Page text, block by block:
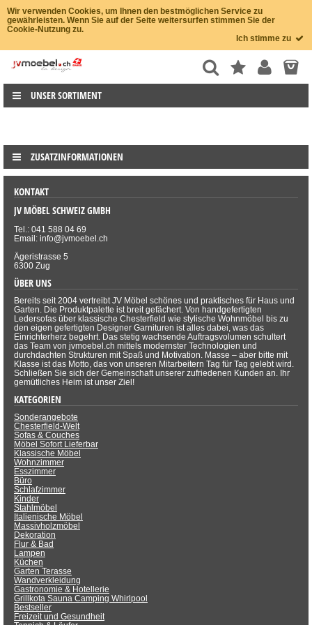
Wir verwenden Cookies, um Ihnen den bestmöglichen Service zu
gewährleisten. Wenn Sie auf der Seite weitersurfen stimmen Sie der
Cookie-Nutzung zu.
Ich stimme zu
UNSER SORTIMENT
ZUSATZINFORMATIONEN
KONTAKT
JV MÖBEL SCHWEIZ GMBH
Tel.: 041 588 04 69
Email: info@jvmoebel.ch
Ägeristrasse 5
6300 Zug
ÜBER UNS
Bereits seit 2004 vertreibt JV Möbel schönes und praktisches für Haus und
Garten. Die Produktpalette ist breit gefächert. Von handgefertigten
Ledersofas über klassische Chesterfield wie stylische Wohnmöbel bis zu
den eigen gefertigten Designer Garnituren ist alles dabei, was das
Einrichterherz begehrt. Das stetig wachsende Auftragsvolumen schultert
das Team von jvmoebel.ch mittels modernster Technologien und
durchdachten Strukturen mit Spaß und Motivation. Masse – aber bitte mit
Klasse ist das Motto, das von unseren Mitarbeitern Tag für Tag gelebt wird.
Schließen Sie sich der Gemeinschaft unserer zufriedenen Kunden an. Ihr
gemütliches Heim ist unser Ziel!
KATEGORIEN
Sonderangebote
Chesterfield-Welt
Sofas & Couches
Möbel Sofort Lieferbar
Klassische Möbel
Wohnzimmer
Esszimmer
Büro
Schlafzimmer
Kinder
Stahlmöbel
Italienische Möbel
Massivholzmöbel
Dekoration
Flur & Bad
Lampen
Küchen
Garten Terasse
Wandverkleidung
Gastronomie & Hotellerie
Grillkota Sauna Camping Whirlpool
Bestseller
Freizeit und Gesundheit